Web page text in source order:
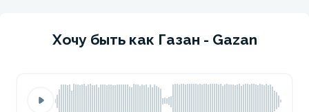
Хочу быть как Газан - Gazan